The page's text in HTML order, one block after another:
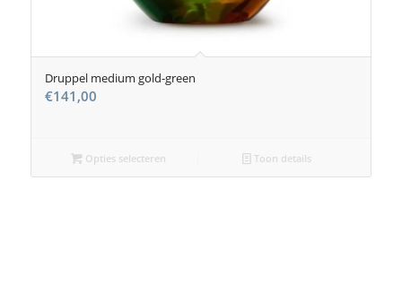
Druppel medium gold-green
€141,00
Opties selecteren Toon details